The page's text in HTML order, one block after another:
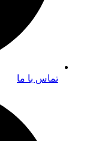
تماس با ما